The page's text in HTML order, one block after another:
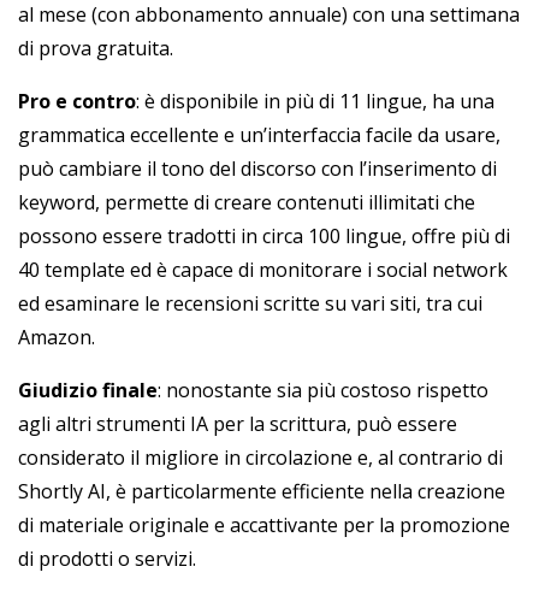
al mese (con abbonamento annuale) con una settimana
di prova gratuita.
Pro e contro: è disponibile in più di 11 lingue, ha una
grammatica eccellente e un’interfaccia facile da usare,
può cambiare il tono del discorso con l’inserimento di
keyword, permette di creare contenuti illimitati che
possono essere tradotti in circa 100 lingue, offre più di
40 template ed è capace di monitorare i social network
ed esaminare le recensioni scritte su vari siti, tra cui
Amazon.
Giudizio finale: nonostante sia più costoso rispetto
agli altri strumenti IA per la scrittura, può essere
considerato il migliore in circolazione e, al contrario di
Shortly AI, è particolarmente efficiente nella creazione
di materiale originale e accattivante per la promozione
di prodotti o servizi.